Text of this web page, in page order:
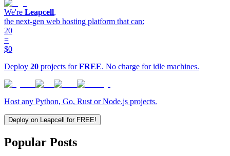
We're Leapcell,
the next-gen web hosting platform that can:
20
=
$0
Deploy 20 projects forFREE. No charge for idle machines.
Host any Python, Go, Rust or Node.js projects.
Deploy on Leapcell for FREE!
Popular Posts